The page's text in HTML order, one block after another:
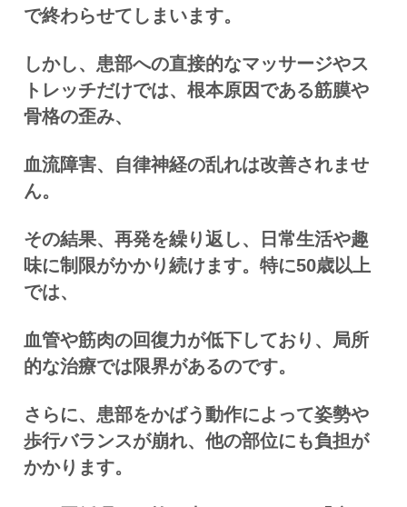
で終わらせてしまいます。
しかし、患部への直接的なマッサージやス
トレッチだけでは、根本原因である筋膜や
骨格の歪み、
血流障害、自律神経の乱れは改善されませ
ん。
その結果、再発を繰り返し、日常生活や趣
味に制限がかかり続けます。特に50歳以上
では、
血管や筋肉の回復力が低下しており、局所
的な治療では限界があるのです。
さらに、患部をかばう動作によって姿勢や
歩行バランスが崩れ、他の部位にも負担が
かかります。